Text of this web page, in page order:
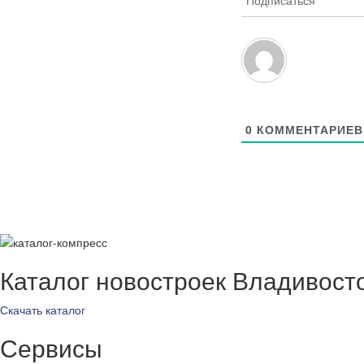
0 КОММЕНТАРИЕВ
Каталог новостроек
Скачать каталог
Сервисы